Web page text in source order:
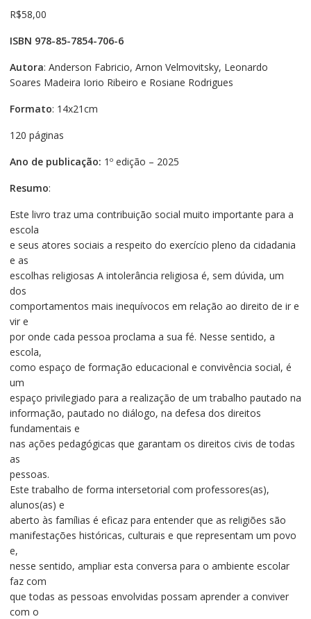
R$58,00
ISBN 978-85-7854-706-6
Autora: Anderson Fabricio, Arnon Velmovitsky, Leonardo
Soares Madeira Iorio Ribeiro e Rosiane Rodrigues
Formato: 14x21cm
120 páginas
Ano de publicação: 1º edição – 2025
Resumo:
Este livro traz uma contribuição social muito importante para a
escola
e seus atores sociais a respeito do exercício pleno da cidadania
e as
escolhas religiosas A intolerância religiosa é, sem dúvida, um
dos
comportamentos mais inequívocos em relação ao direito de ir e
vir e
por onde cada pessoa proclama a sua fé. Nesse sentido, a
escola,
como espaço de formação educacional e convivência social, é
um
espaço privilegiado para a realização de um trabalho pautado na
informação, pautado no diálogo, na defesa dos direitos
fundamentais e
nas ações pedagógicas que garantam os direitos civis de todas
as
pessoas.
Este trabalho de forma intersetorial com professores(as),
alunos(as) e
aberto às famílias é eficaz para entender que as religiões são
manifestações históricas, culturais e que representam um povo
e,
nesse sentido, ampliar esta conversa para o ambiente escolar
faz com
que todas as pessoas envolvidas possam aprender a conviver
com o